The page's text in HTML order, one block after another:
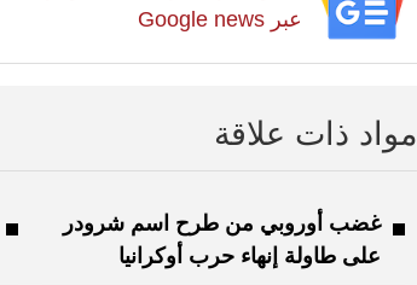
عبر Google news
مواد ذات علاقة
غضب أوروبي من طرح اسم شرودر
على طاولة إنهاء حرب أوكرانيا